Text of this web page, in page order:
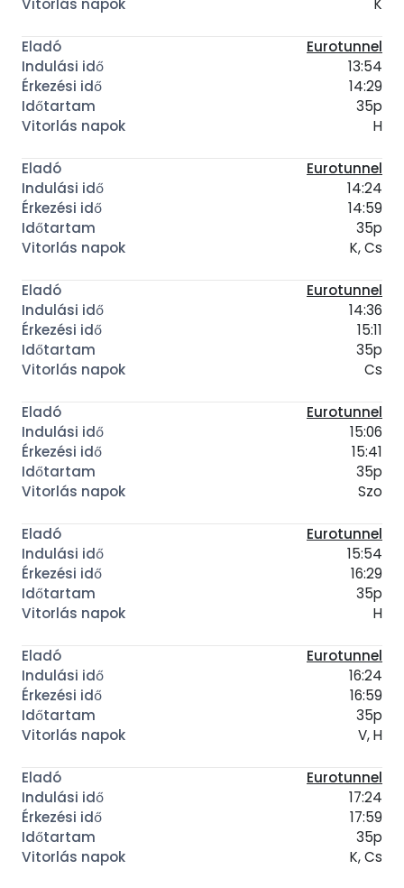
K
Eurotunnel
13:54
14:29
35p
H
Eurotunnel
14:24
14:59
35p
K, Cs
Eurotunnel
14:36
15:11
35p
Cs
Eurotunnel
15:06
15:41
35p
Szo
Eurotunnel
15:54
16:29
35p
H
Eurotunnel
16:24
16:59
35p
V, H
Eurotunnel
17:24
17:59
35p
K, Cs